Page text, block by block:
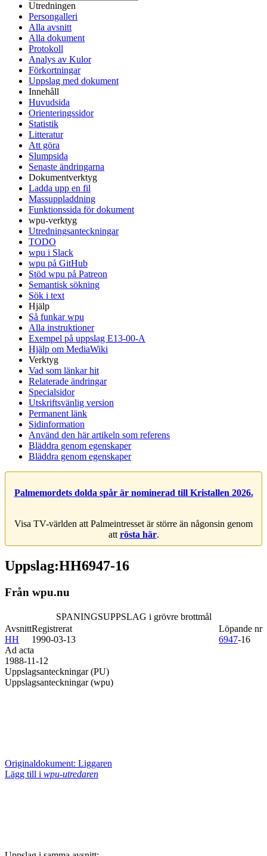
Utredningen
Persongalleri
Alla avsnitt
Alla dokument
Protokoll
Analys av Kulor
Förkortningar
Uppslag med dokument
Innehåll
Huvudsida
Orienteringssidor
Statistik
Litteratur
Att göra
Slumpsida
Senaste ändringarna
Dokumentverktyg
Ladda upp en fil
Massuppladdning
Funktionssida för dokument
wpu-verktyg
Utredningsanteckningar
TODO
wpu i Slack
wpu på GitHub
Stöd wpu på Patreon
Semantisk sökning
Sök i text
Hjälp
Så funkar wpu
Alla instruktioner
Exempel på uppslag E13-00-A
Hjälp om MediaWiki
Verktyg
Vad som länkar hit
Relaterade ändringar
Specialsidor
Utskriftsvänlig version
Permanent länk
Sidinformation
Använd den här artikeln som referens
Bläddra genom egenskaper
Bläddra genom egenskaper
Palmemordets dolda spår är nominerad till Kristallen 2026.
Visa TV-världen att Palmeintresset är större än någonsin genom
att rösta här.
Uppslag:HH6947-16
Från wpu.nu
SPANINGSUPPSLAG i grövre brottmål
Avsnitt
HH
Löpande nr
6947-16
Registrerat
1990-03-13
Ad acta
1988-11-12
Uppslagsanteckningar (PU)
Uppslagsanteckningar (wpu)
Originaldokument: Liggaren
Lägg till i wpu-utredaren